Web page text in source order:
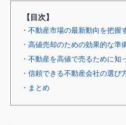
【目次】
・不動産市場の最新動向を把握
・高値売却のための効果的な準
・不動産を高値で売るために知
・信頼できる不動産会社の選び
・まとめ